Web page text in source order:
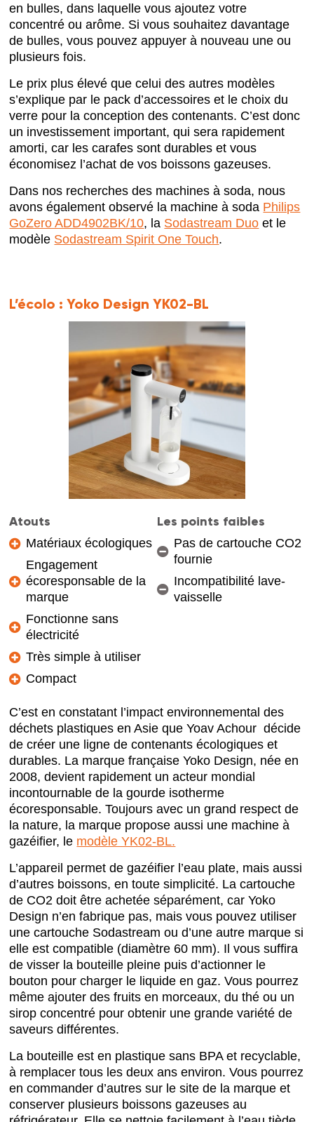
en bulles, dans laquelle vous ajoutez votre
concentré ou arôme. Si vous souhaitez davantage
de bulles, vous pouvez appuyer à nouveau une ou
plusieurs fois.
Le prix plus élevé que celui des autres modèles
s’explique par le pack d’accessoires et le choix du
verre pour la conception des contenants. C’est donc
un investissement important, qui sera rapidement
amorti, car les carafes sont durables et vous
économisez l’achat de vos boissons gazeuses.
Dans nos recherches des machines à soda, nous
avons également observé la machine à soda Philips
GoZero ADD4902BK/10, la Sodastream Duo et le
modèle Sodastream Spirit One Touch.
L’écolo :Yoko Design YK02-BL
Atouts
Matériaux écologiques
Engagement
écoresponsable de la
marque
Fonctionne sans
électricité
Très simple à utiliser
Compact
Les points faibles
Pas de cartouche CO2
fournie
Incompatibilité lave-
vaisselle
C’est en constatant l’impact environnemental des
déchets plastiques en Asie que Yoav Achour décide
de créer une ligne de contenants écologiques et
durables. La marque française Yoko Design, née en
2008, devient rapidement un acteur mondial
incontournable de la gourde isotherme
écoresponsable. Toujours avec un grand respect de
la nature, la marque propose aussi une machine à
gazéifier, le modèle YK02-BL.
L’appareil permet de gazéifier l’eau plate, mais aussi
d’autres boissons, en toute simplicité. La cartouche
de CO2 doit être achetée séparément, car Yoko
Design n’en fabrique pas, mais vous pouvez utiliser
une cartouche Sodastream ou d’une autre marque si
elle est compatible (diamètre 60 mm). Il vous suffira
de visser la bouteille pleine puis d’actionner le
bouton pour charger le liquide en gaz. Vous pourrez
même ajouter des fruits en morceaux, du thé ou un
sirop concentré pour obtenir une grande variété de
saveurs différentes.
La bouteille est en plastique sans BPA et recyclable,
à remplacer tous les deux ans environ. Vous pourrez
en commander d’autres sur le site de la marque et
conserver plusieurs boissons gazeuses au